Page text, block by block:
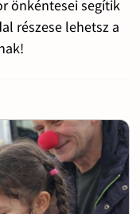
önkéntesei segítik
részese lehetsz a